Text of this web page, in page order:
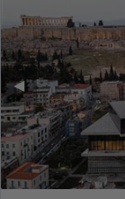
◀︎